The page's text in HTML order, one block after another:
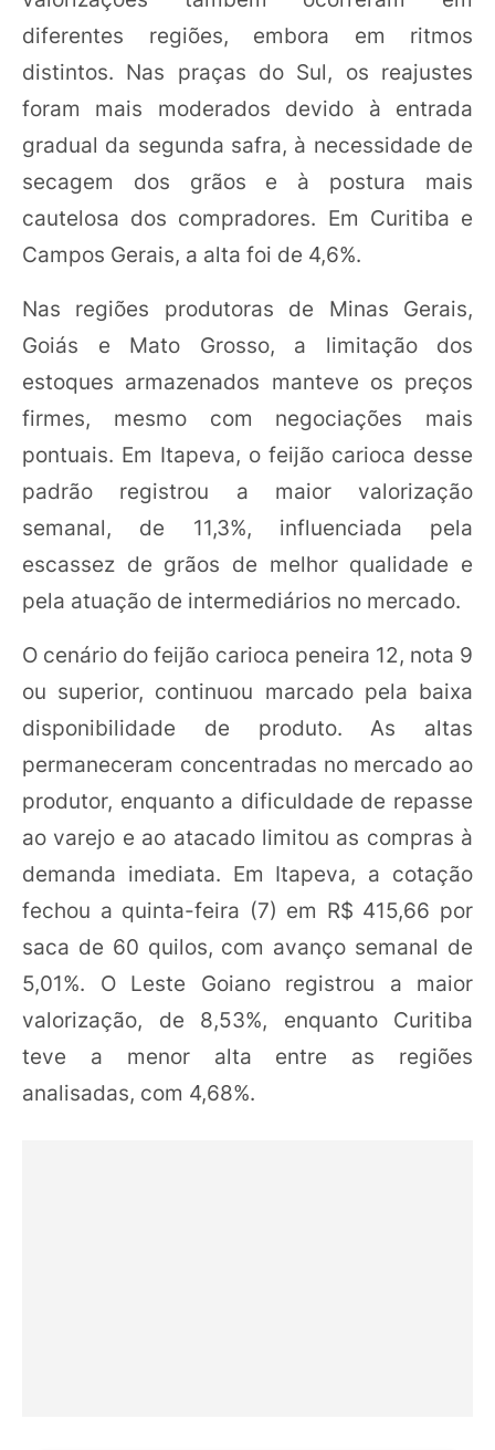
diferentes regiões, embora em ritmos
distintos. Nas praças do Sul, os reajustes
foram mais moderados devido à entrada
gradual da segunda safra, à necessidade de
secagem dos grãos e à postura mais
cautelosa dos compradores. Em Curitiba e
Campos Gerais, a alta foi de 4,6%.
Nas regiões produtoras de Minas Gerais,
Goiás e Mato Grosso, a limitação dos
estoques armazenados manteve os preços
firmes, mesmo com negociações mais
pontuais. Em Itapeva, o feijão carioca desse
padrão registrou a maior valorização
semanal, de 11,3%, influenciada pela
escassez de grãos de melhor qualidade e
pela atuação de intermediários no mercado.
O cenário do feijão carioca peneira 12, nota 9
ou superior, continuou marcado pela baixa
disponibilidade de produto. As altas
permaneceram concentradas no mercado ao
produtor, enquanto a dificuldade de repasse
ao varejo e ao atacado limitou as compras à
demanda imediata. Em Itapeva, a cotação
fechou a quinta-feira (7) em R$ 415,66 por
saca de 60 quilos, com avanço semanal de
5,01%. O Leste Goiano registrou a maior
valorização, de 8,53%, enquanto Curitiba
teve a menor alta entre as regiões
analisadas, com 4,68%.